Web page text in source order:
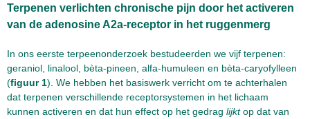
Terpenen verlichten chronische pijn door het activeren
van de adenosine A2a-receptor in het ruggenmerg
In ons eerste terpeenonderzoek bestudeerden we vijf terpenen:
geraniol, linalool, bèta-pineen, alfa-humuleen en bèta-caryofylleen
(figuur 1). We hebben het basiswerk verricht om te achterhalen
dat terpenen verschillende receptorsystemen in het lichaam
kunnen activeren en dat hun effect op het gedrag lijktop dat van